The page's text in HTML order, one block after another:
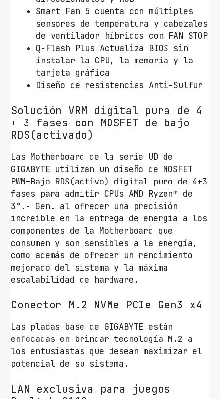
Smart Fan 5 cuenta con múltiples
sensores de temperatura y cabezales
de ventilador híbridos con FAN STOP
Q-Flash Plus Actualiza BIOS sin
instalar la CPU, la memoria y la
tarjeta gráfica
Diseño de resistencias Anti-Sulfur
Solución VRM digital pura de 4
+ 3 fases con MOSFET de bajo
RDS(activado)
Las Motherboard de la serie UD de
GIGABYTE utilizan un diseño de MOSFET
PWM+Bajo RDS(activo) digital puro de 4+3
fases para admitir CPUs AMD Ryzen™ de
3°.- Gen. al ofrecer una precisión
increíble en la entrega de energía a los
componentes de la Motherboard que
consumen y son sensibles a la energía,
como además de ofrecer un rendimiento
mejorado del sistema y la máxima
escalabilidad de hardware.
Conector M.2 NVMe PCIe Gen3 x4
Las placas base de GIGABYTE están
enfocadas en brindar tecnología M.2 a
los entusiastas que desean maximizar el
potencial de su sistema.
LAN exclusiva para juegos